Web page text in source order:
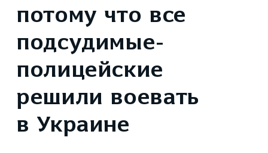
потому что все
подсудимые-
полицейские
решили воевать
в Украине